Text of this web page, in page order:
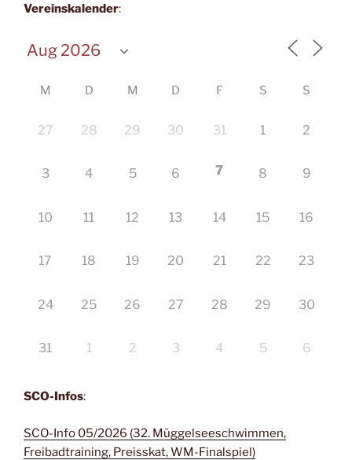
Vereinskalender:
M D M D F S S
27 28 29 30 31 1 2
3 4 5 6 7 8 9
10 11 12 13 14 15 16
17 18 19 20 21 22 23
24 25 26 27 28 29 30
31 1 2 3 4 5 6
SCO-Infos:
SCO-Info 05/2026 (32. Müggelseeschwimmen,
Freibadtraining, Preisskat, WM-Finalspiel)